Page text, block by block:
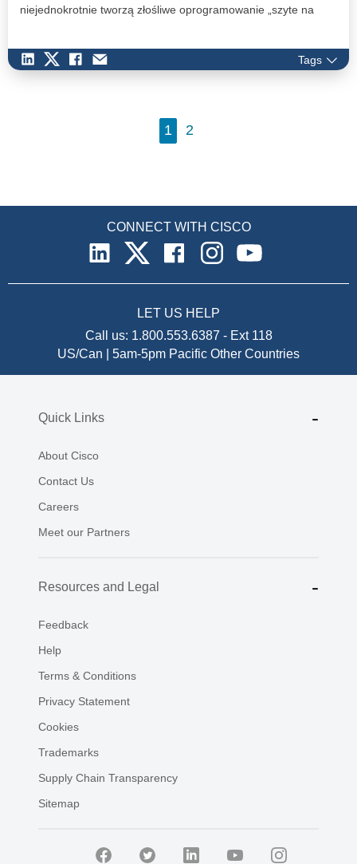
niejednokrotnie tworzą złośliwe oprogramowanie „szyte na
złośliwego oprgoramowania i splendor wśród
zestawienie technik oraz metod najczęściej
Tags
1 2
CONNECT WITH CISCO
LET US HELP
Call us: 1.800.553.6387 - Ext 118
US/Can | 5am-5pm Pacific Other Countries